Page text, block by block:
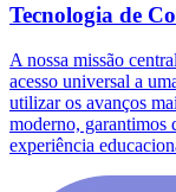
Tecnologia de
A nossa missão
acesso universal a
utilizar os avanços
moderno, garantimos
experiência